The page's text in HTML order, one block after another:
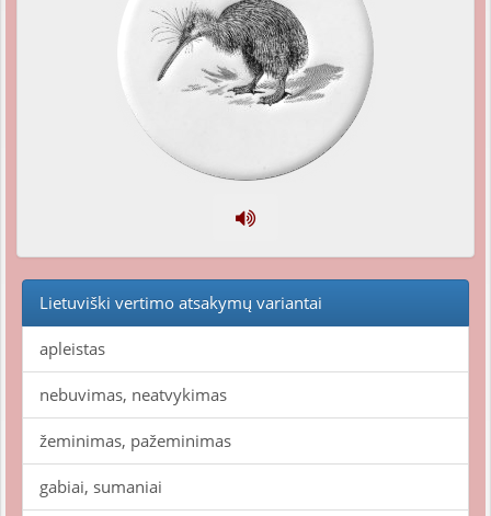
Lietuviški vertimo atsakymų variantai
apleistas
nebuvimas, neatvykimas
žeminimas, pažeminimas
gabiai, sumaniai